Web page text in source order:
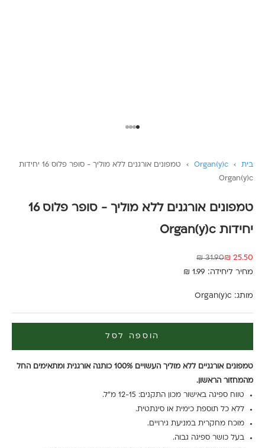
בית ›
Organ(y)c
›
טמפונים אורגנים ללא מוליך - סופר פלוס 16 יחידות
Organ(y)c
טמפונים אורגנים ללא מוליך - סופר פלוס 16
יחידות Organ(y)c
מחיר מבצע
25.50 ₪ מחיר רגיל
31.90 ₪
מחיר ליחידה: 1.99 ₪
מותג: Organ(y)c
הוספה לסל
טמפונים אורגניים ללא מוליך העשויים 100% כותנה אורגנית ומתאימים החל
מהמחזור הראשון.
טווח ספיגה באישור מכון התקנים: 12-15 מ"ל.
ללא כל תוספת כימית או סינתטית.
מוכח מחקרית במניעת גירויים.
בעל כושר ספיגה גבוה.